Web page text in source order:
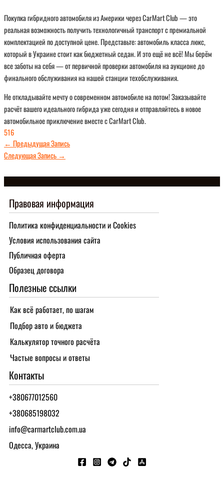
Покупка гибридного автомобиля из Америки через CarMart Club — это
реальная возможность получить технологичный транспорт с премиальной
комплектацией по доступной цене. Представьте: автомобиль класса люкс,
который в Украине стоит как бюджетный седан. И это ещё не всё! Мы берём
все заботы на себя — от первичной проверки автомобиля на аукционе до
финального обслуживания на нашей станции техобслуживания.
Не откладывайте мечту о современном автомобиле на потом! Заказывайте
расчёт вашего идеального гибрида уже сегодня и отправляйтесь в новое
автомобильное приключение вместе с CarMart Club.
516
← Предыдущая Запись
Следующая Запись →
Правовая информация
Политика конфиденциальности и Cookies
Условия использования сайта
Публичная оферта
Образец договора
Полезные ссылки
Как всё работает, по шагам
Подбор авто и бюджета
Калькулятор точного расчёта
Частые вопросы и ответы
Контакты
+380677012560
+380685198032
info@carmartclub.com.ua
Одесса, Украина